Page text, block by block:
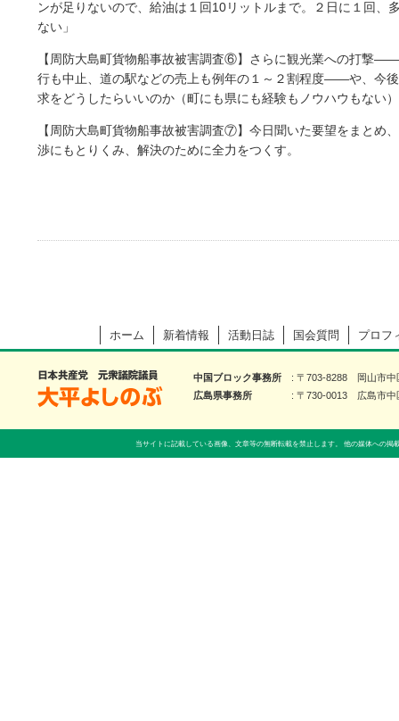
ンが足りないので、給油は１回10リットルまで。２日に１回、
ない」
【周防大島町貨物船事故被害調査⑥】さらに観光業への打撃
行も中止、道の駅などの売上も例年の１～２割程度――や、今
求をどうしたらいいのか（町にも県にも経験もノウハウもない
【周防大島町貨物船事故被害調査⑦】今日聞いた要望をまとめ
渉にもとりくみ、解決のために全力をつくす。
ホーム 新着情報 活動日誌 国会質問 プロフ
大平よしのぶ 日本共産党 前衆議院議員
中国ブロック事務所
〒703-8288 岡山市中
広島県事務所
〒730-0013 広島市中
当サイトに記載している画像、文章等の無断転載を禁止します。 他の媒体への掲